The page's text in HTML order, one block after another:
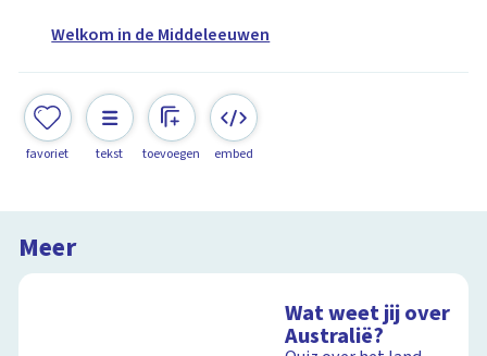
Welkom in de Middeleeuwen
favoriet tekst toevoegen embed
Meer
Wat weet jij over
Australië?